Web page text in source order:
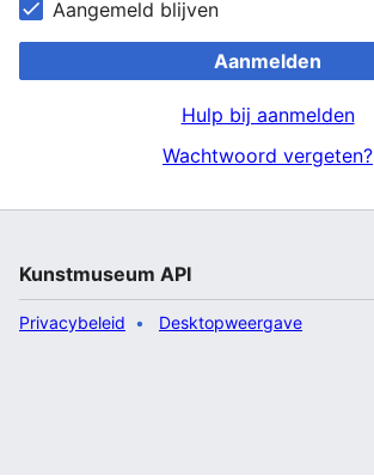
Aangemeld blijven
Aanmelden
Hulp bij aanmelden
Wachtwoord vergeten?
Kunstmuseum API
Privacybeleid Desktopweergave